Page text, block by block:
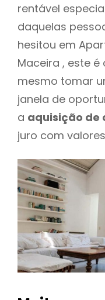
rentável
daquelas
hesitou em
Maceira , este
mesmo tomar
janela de
a aquisição de
juro com